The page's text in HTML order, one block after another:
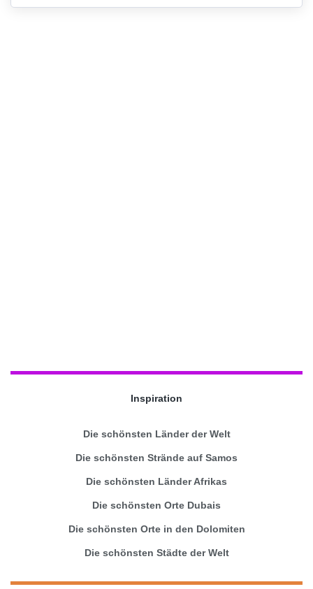
Inspiration
Die schönsten Länder der Welt
Die schönsten Strände auf Samos
Die schönsten Länder Afrikas
Die schönsten Orte Dubais
Die schönsten Orte in den Dolomiten
Die schönsten Städte der Welt